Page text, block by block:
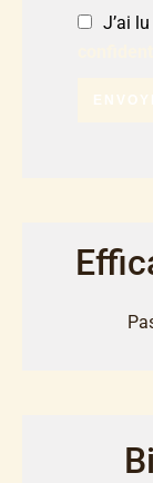
J’ai